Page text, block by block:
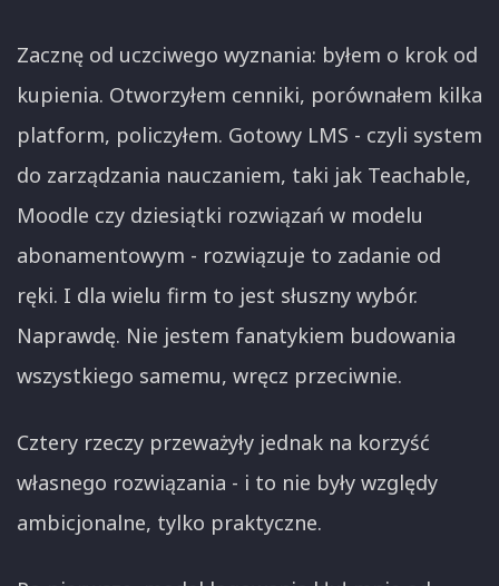
Zacznę od uczciwego wyznania: byłem o krok od
kupienia. Otworzyłem cenniki, porównałem kilka
platform, policzyłem. Gotowy LMS - czyli system
do zarządzania nauczaniem, taki jak Teachable,
Moodle czy dziesiątki rozwiązań w modelu
abonamentowym - rozwiązuje to zadanie od
ręki. I dla wielu firm to jest słuszny wybór.
Naprawdę. Nie jestem fanatykiem budowania
wszystkiego samemu, wręcz przeciwnie.
Cztery rzeczy przeważyły jednak na korzyść
własnego rozwiązania - i to nie były względy
ambicjonalne, tylko praktyczne.